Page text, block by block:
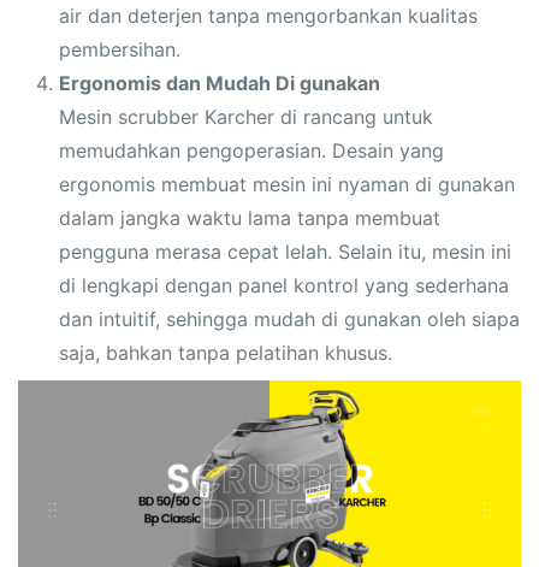
air dan deterjen tanpa mengorbankan kualitas
pembersihan.
Ergonomis dan Mudah Di gunakan
Mesin scrubber Karcher di rancang untuk
memudahkan pengoperasian. Desain yang
ergonomis membuat mesin ini nyaman di gunakan
dalam jangka waktu lama tanpa membuat
pengguna merasa cepat lelah. Selain itu, mesin ini
di lengkapi dengan panel kontrol yang sederhana
dan intuitif, sehingga mudah di gunakan oleh siapa
saja, bahkan tanpa pelatihan khusus.